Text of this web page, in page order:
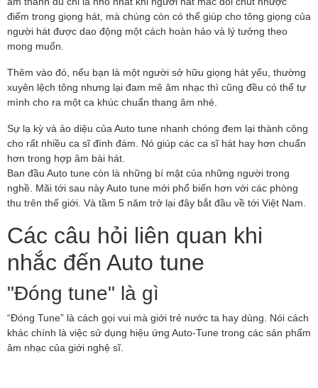
điểm trong giọng hát, mà chúng còn có thể giúp cho tông giọng của
người hát được dao động một cách hoàn hảo và lý tưởng theo
mong muốn.
Thêm vào đó, nếu bạn là một người sở hữu giọng hát yếu, thường
xuyên lệch tông nhưng lại đam mê âm nhạc thì cũng đều có thể tự
mình cho ra một ca khúc chuẩn thang âm nhé.
Sự lạ kỳ và ảo diệu của Auto tune nhanh chóng đem lại thành công
cho rất nhiều ca sĩ đình đám. Nó giúp các ca sĩ hát hay hơn chuẩn
hơn trong hợp âm bài hát.
Ban đầu Auto tune còn là những bí mật của những người trong
nghề. Mãi tới sau này Auto tune mới phổ biến hơn với các phòng
thu trên thế giới. Và tầm 5 năm trở lại đây bắt đầu về tới Việt Nam.
Các câu hỏi liên quan khi
nhắc đến Auto tune
"Đóng tune" là gì
“Đóng Tune” là cách gọi vui mà giới trẻ nước ta hay dùng. Nói cách
khác chính là việc sử dụng hiệu ứng Auto-Tune trong các sản phẩm
âm nhạc của giới nghệ sĩ.